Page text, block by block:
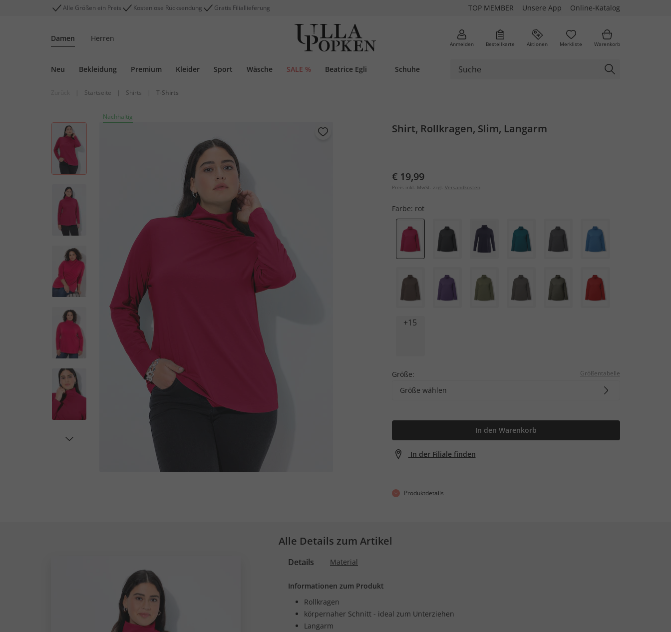
Alle Größen ein Preis Kostenlose Rücksendung Gratis Filiallieferung TOP MEMBER Unsere App Online-Katalog
Damen Herren
Anmelden Bestellkarte Aktionen Merkliste Warenkorb
Neu Bekleidung Premium Kleider Sport Wäsche SALE % Beatrice Egli Schuhe
| Startseite | Shirts | T-Shirts
Nachhaltig
Shirt, Rollkragen, Slim, Langarm
€ 19,99
Preis inkl. MwSt. zzgl. Versandkosten
Farbe: rot
+15
Größe: Größentabelle
Größe wählen
In den Warenkorb
In der Filiale finden
Produktdetails
Alle Details zum Artikel
Details Material
Informationen zum Produkt
Rollkragen
körpernaher Schnitt - ideal zum Unterziehen
Langarm